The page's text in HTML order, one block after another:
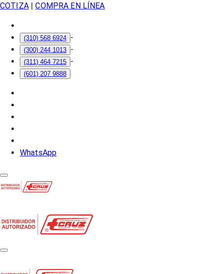
COTIZA| COMPRA EN LÍNEA
(310) 568 6924 -
(300) 244 1013 -
(311) 464 7215 -
(601) 207 9888
WhatsApp